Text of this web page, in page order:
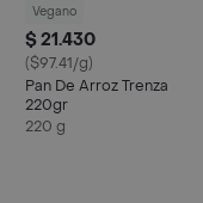
Vegano
$ 21.430
($97.41/g)
Pan De Arroz Trenza
220gr
220 g